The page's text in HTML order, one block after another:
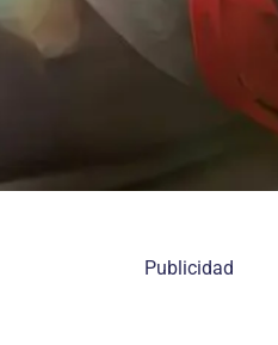
Publicidad